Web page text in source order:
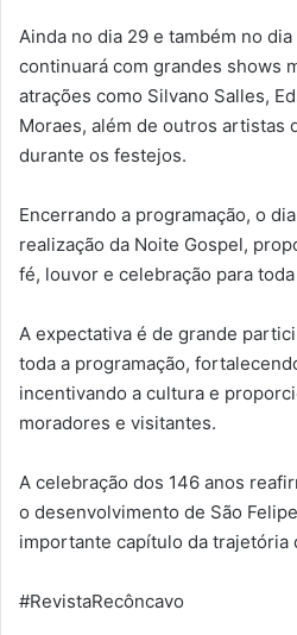
Ainda no dia 29 e também no
continuará com grandes shows
atrações como Silvano Salles,
Moraes, além de outros artistas
durante os festejos.
Encerrando a programação, o
realização da Noite Gospel,
fé, louvor e celebração para
A expectativa é de grande
toda a programação,
incentivando a cultura e
moradores e visitantes.
A celebração dos 146 anos
o desenvolvimento de São
importante capítulo da trajetória
#RevistaRecôncavo